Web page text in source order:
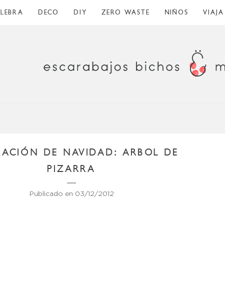
DECO DIY ZERO WASTE NIÑOS VIAJA
DE NAVIDAD: ARBOL DE
PIZARRA
Publicado en 03/12/2012